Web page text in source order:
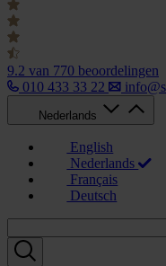
9.2 van 770 beoordelingen
010 433 33 22
Nederlands
English
Nederlands
Français
Deutsch